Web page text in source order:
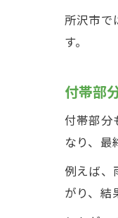
所沢市で
す。
付帯部
付帯部分
なり、最
例えば、
がり、結